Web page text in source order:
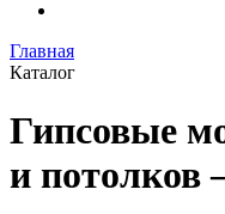
Главная
Каталог
Гипсовые
и потолков